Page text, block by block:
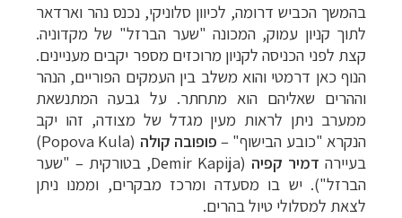
בהמשך הכביש דרומה, לכיוון סלוניקי, נכנס נהר וארדאר
לתוך קניון עמוק, המכונה "שער הברזל" של מקדוניה.
קצת לפני הכניסה לקניון מרוכזים מספר יקבים מעניינים.
הנוף כאן דרמטי והוא משלב בין העמקים הפוריים, הנהר
וההרים שאליהם הוא מתחתר. על גבעה המתנשאת
ממערב ניתן לראות מעין מגדל של מצודה, זהו יקב
הנקרא "כובע הבישוף" – פופובה קולה (
Popova Kula
)
בעיירה דמיר קפיה (Demir Kapija, בטורקית – "שער
הברזל"). יש בו מסעדה ומרכז מבקרים, וממנו ניתן
לצאת למסלולי טיול בהרים.